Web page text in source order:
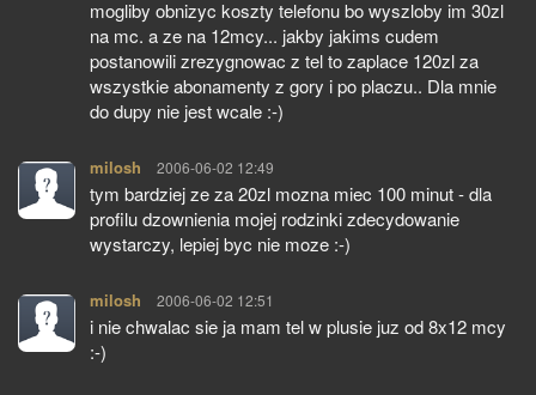
mogliby obnizyc koszty telefonu bo wyszloby im 30zl
na mc. a ze na 12mcy... jakby jakims cudem
postanowili zrezygnowac z tel to zaplace 120zl za
wszystkie abonamenty z gory i po placzu.. Dla mnie
do dupy nie jest wcale :-)
milosh pisze:
2006-06-02 12:49
tym bardziej ze za 20zl mozna miec 100 minut - dla
profilu dzownienia mojej rodzinki zdecydowanie
wystarczy, lepiej byc nie moze :-)
milosh pisze:
2006-06-02 12:51
i nie chwalac sie ja mam tel w plusie juz od 8x12 mcy
:-)